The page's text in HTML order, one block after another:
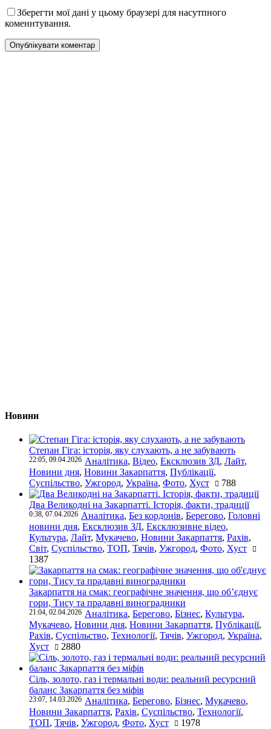
Зберегти мої дані у цьому браузері для насутпного
коменнтування.
Новини
Степан Гіга: історія, яку слухають, а не забувають
22:05, 09.04.2026 Аналітика, Відео, Ексклюзив ЗД, Лайт,
Новини дня, Новини Закарпаття, Публікації,
Суспільство, Ужгород, Україна, Фото, Хуст 788
Два Великодні на Закарпатті. Історія, факти, традиції
0:38, 07.04.2026 Аналітика, Без кордонів, Берегово, Головні
новини дня, Ексклюзив ЗД, Ексклюзивне відео,
Культура, Лайт, Мукачево, Новини Закарпаття, Рахів,
Світ, Суспільство, ТОП, Тячів, Ужгород, Фото, Хуст
1387
Закарпаття на смак: географічне значення, що об’єднує
гори, Тису та прадавні виноградники
21:04, 02.04.2026 Аналітика, Берегово, Бізнес, Культура,
Мукачево, Новини дня, Новини Закарпаття, Публікації,
Рахів, Суспільство, Технології, Тячів, Ужгород, Україна,
Хуст
2880
Сіль, золото, газ і термальні води: реальний ресурсний
баланс Закарпаття без міфів
23:07, 14.03.2026 Аналітика, Берегово, Бізнес, Мукачево,
Новини Закарпаття, Рахів, Суспільство, Технології,
ТОП, Тячів, Ужгород, Фото, Хуст 1978